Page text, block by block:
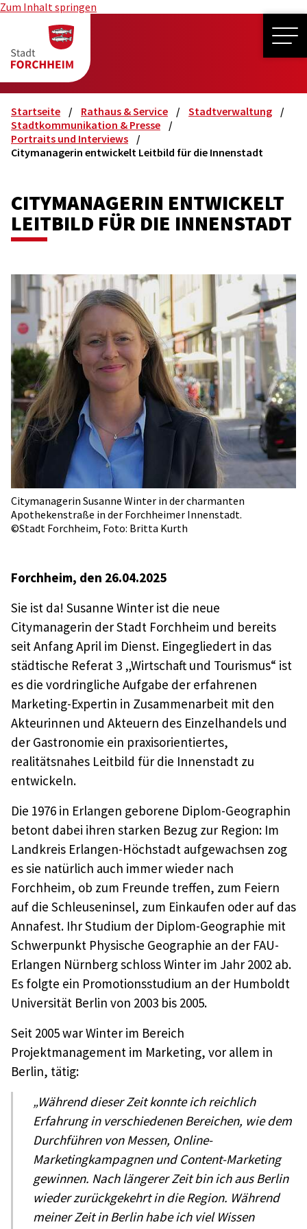
Zum Inhalt springen
Startseite Rathaus & Service
Stadtverwaltung
Stadtkommunikation & Presse
Portraits und Interviews
Citymanagerin entwickelt Leitbild für die Innenstadt
CITYMANAGERIN ENTWICKELT
LEITBILD FÜR DIE INNENSTADT
Citymanagerin Susanne Winter in der charmanten
Apothekenstraße in der Forchheimer Innenstadt.
©Stadt Forchheim, Foto: Britta Kurth
Forchheim, den 26.04.2025
Sie ist da! Susanne Winter ist die neue
Citymanagerin der Stadt Forchheim und bereits
seit Anfang April im Dienst. Eingegliedert in das
städtische Referat 3 „Wirtschaft und Tourismus“ ist
es die vordringliche Aufgabe der erfahrenen
Marketing-Expertin in Zusammenarbeit mit den
Akteurinnen und Akteuern des Einzelhandels und
der Gastronomie ein praxisorientiertes,
realitätsnahes Leitbild für die Innenstadt zu
entwickeln.
Die 1976 in Erlangen geborene Diplom-Geographin
betont dabei ihren starken Bezug zur Region: Im
Landkreis Erlangen-Höchstadt aufgewachsen zog
es sie natürlich auch immer wieder nach
Forchheim, ob zum Freunde treffen, zum Feiern
auf die Schleuseninsel, zum Einkaufen oder auf das
Annafest. Ihr Studium der Diplom-Geographie mit
Schwerpunkt Physische Geographie an der FAU-
Erlangen Nürnberg schloss Winter im Jahr 2002 ab.
Es folgte ein Promotionsstudium an der Humboldt
Universität Berlin von 2003 bis 2005.
Seit 2005 war Winter im Bereich
Projektmanagement im Marketing, vor allem in
Berlin, tätig:
„Während dieser Zeit konnte ich reichlich
Erfahrung in verschiedenen Bereichen, wie dem
Durchführen von Messen, Online-
Marketingkampagnen und Content-Marketing
gewinnen. Nach längerer Zeit bin ich aus Berlin
wieder zurückgekehrt in die Region. Während
meiner Zeit in Berlin habe ich viel Wissen